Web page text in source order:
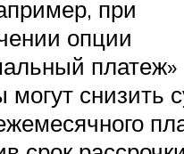
при
опции
платеж»
могут снизить